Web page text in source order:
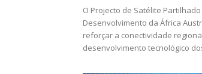
O Projecto de Satélite
Desenvolvimento da África
reforçar a conectividade
desenvolvimento tecnológico